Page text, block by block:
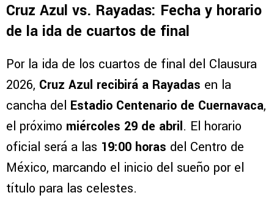
Cruz Azul vs. Rayadas: Fecha y horario
de la ida de cuartos de final
Por la ida de los cuartos de final del Clausura
2026, Cruz Azul recibirá a Rayadas en la
cancha del Estadio Centenario de Cuernavaca,
el próximo miércoles 29 de abril. El horario
oficial será a las 19:00 horas del Centro de
México, marcando el inicio del sueño por el
título para las celestes.